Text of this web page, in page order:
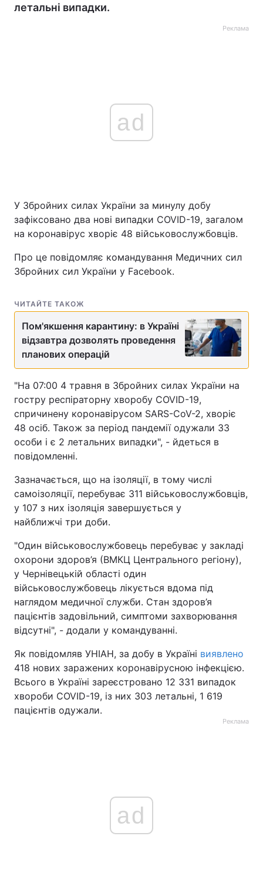
летальні випадки.
Реклама
ad
У Збройних силах України за минулу добу
зафіксовано два нові випадки COVID-19, загалом
на коронавірус хворіє 48 військовослужбовців.
Про це повідомляє командування Медичних сил
Збройних сил України у Facebook.
ЧИТАЙТЕ ТАКОЖ
Пом'якшення карантину: в Україні
відзавтра дозволять проведення
планових операцій
"На 07:00 4 травня в Збройних силах України на
гостру респіраторну хворобу COVID-19,
спричинену коронавірусом SARS-CoV-2, хворіє
48 осіб. Також за період пандемії одужали 33
особи і є 2 летальних випадки", - йдеться в
повідомленні.
Зазначається, що на ізоляції, в тому числі
самоізоляції, перебуває 311 військовослужбовців,
у 107 з них ізоляція завершується у
найближчі три доби.
"Один військовослужбовець перебуває у закладі
охорони здоров’я (ВМКЦ Центрального регіону),
у Чернівецькій області один
військовослужбовець лікується вдома під
наглядом медичної служби. Стан здоров’я
пацієнтів задовільний, симптоми захворювання
відсутні", - додали у командуванні.
Як повідомляв УНІАН, за добу в Україні виявлено
418 нових заражених коронавірусною інфекцією.
Всього в Україні зареєстровано 12 331 випадок
хвороби COVID-19, із них 303 летальні, 1 619
пацієнтів одужали.
Реклама
ad